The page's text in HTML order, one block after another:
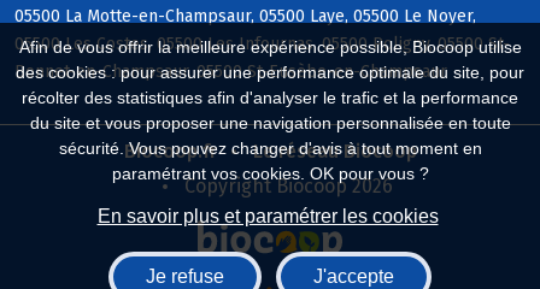
Afin de vous offrir la meilleure expérience possible, Biocoop utilise
des cookies : pour assurer une performance optimale du site, pour
récolter des statistiques afin d'analyser le trafic et la performance
du site et vous proposer une navigation personnalisée en toute
sécurité. Vous pouvez changer d'avis à tout moment en
paramétrant vos cookies. OK pour vous ?
En savoir plus et paramétrer les cookies
Je refuse J'accepte
05500 La Motte-en-Champsaur, 05500 Laye, 05500 Le Noyer,
05500 Les Costes, 05500 Les Infournas, 05500 Poligny, 05500 St-
Bonnet-en-Champsaur, 05500 St-Eusèbe-en-Champsaur
Biocoop.fr
Le réseau Biocoop
Copyright Biocoop 2026